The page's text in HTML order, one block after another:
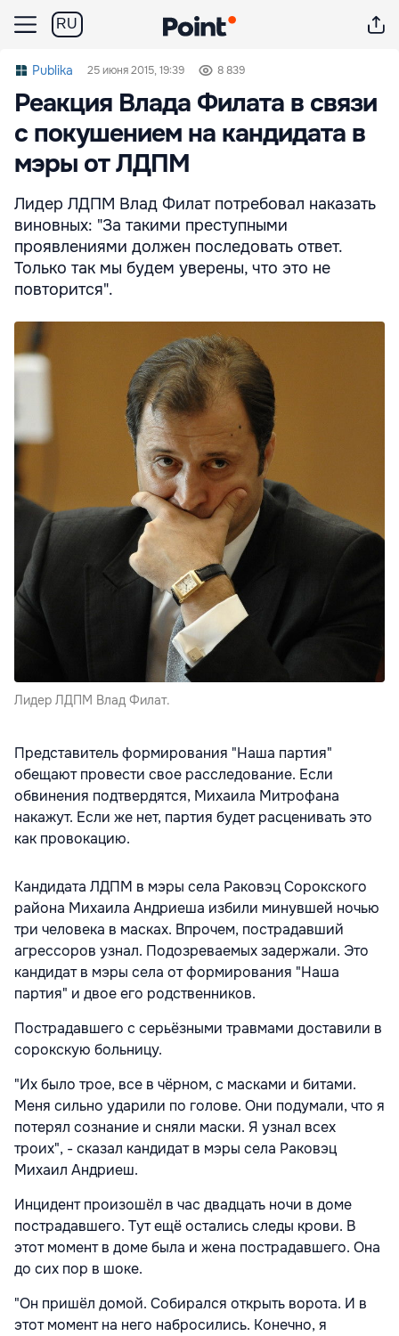
RU
Publika 25 июня 2015, 19:39 8 839
Реакция Влада Филата в связи
с покушением на кандидата в
мэры от ЛДПМ
Лидер ЛДПМ Влад Филат потребовал наказать
виновных: "За такими преступными
проявлениями должен последовать ответ.
Только так мы будем уверены, что это не
повторится".
Лидер ЛДПМ Влад Филат.
Представитель формирования "Наша партия"
обещают провести свое расследование. Если
обвинения подтвердятся, Михаила Митрофана
накажут. Если же нет, партия будет расценивать это
как провокацию.
Кандидата ЛДПМ в мэры села Раковэц Сорокского
района Михаила Андриеша избили минувшей ночью
три человека в масках. Впрочем, пострадавший
агрессоров узнал. Подозреваемых задержали. Это
кандидат в мэры села от формирования "Наша
партия" и двое его родственников.
Пострадавшего с серьёзными травмами доставили в
сорокскую больницу.
"Их было трое, все в чёрном, с масками и битами.
Меня сильно ударили по голове. Они подумали, что я
потерял сознание и сняли маски. Я узнал всех
троих", - сказал кандидат в мэры села Раковэц
Михаил Андриеш.
Инцидент произошёл в час двадцать ночи в доме
пострадавшего. Тут ещё остались следы крови. В
этот момент в доме была и жена пострадавшего. Она
до сих пор в шоке.
"Он пришёл домой. Собирался открыть ворота. И в
этот момент на него набросились. Конечно, я